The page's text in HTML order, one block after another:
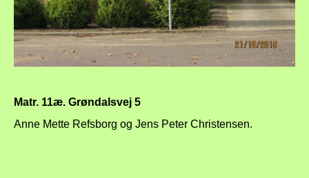
Matr. 11æ. Grøndalsvej 5
Anne Mette Refsborg og Jens Peter Christensen.